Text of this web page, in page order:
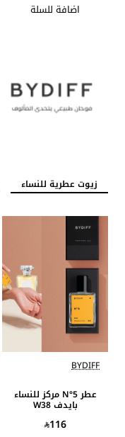
اضافة للسلة
زيوت عطرية للنساء
BYDIFF
عطر N°5 مركز للنساء
بايدف W38
116